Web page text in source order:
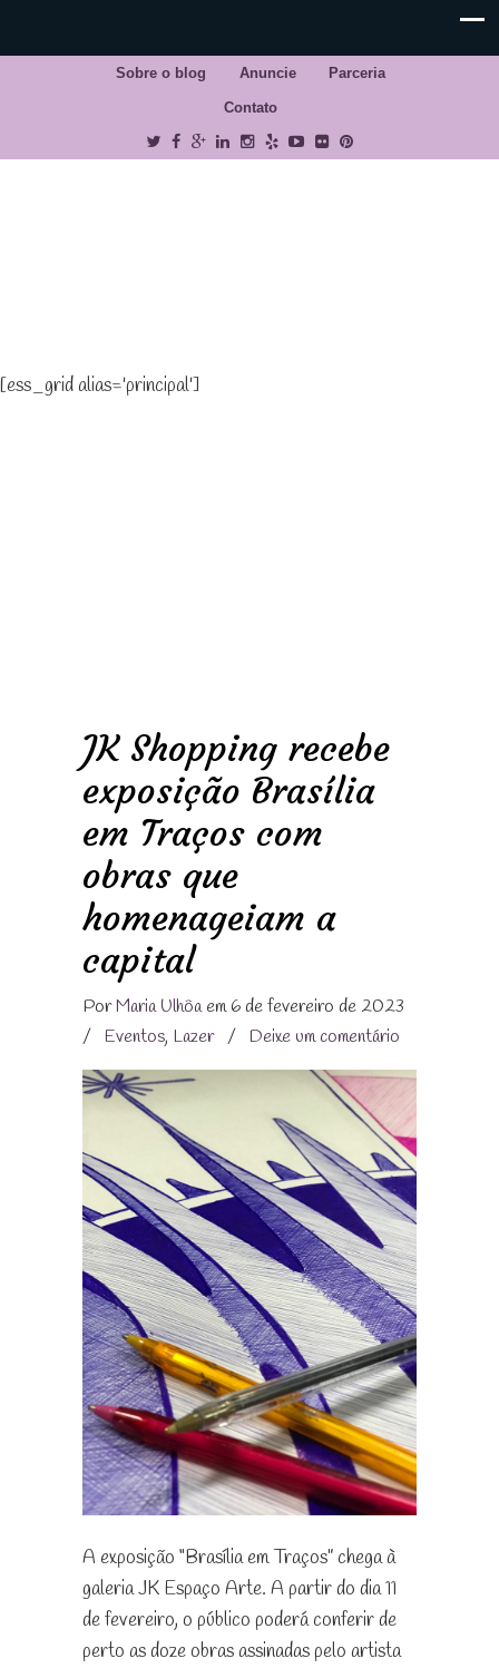
Sobre o blog Anuncie Parceria
Contato
[ess_grid alias='principal']
JK Shopping recebe
exposição Brasília
em Traços com
obras que
homenageiam a
capital
PorMaria Ulhôaem 6 de fevereiro de 2023
/ Eventos, Lazer / Deixe um comentário
A exposição “Brasília em Traços” chega à
galeria JK Espaço Arte. A partir do dia 11
de fevereiro, o público poderá conferir de
perto as doze obras assinadas pelo artista